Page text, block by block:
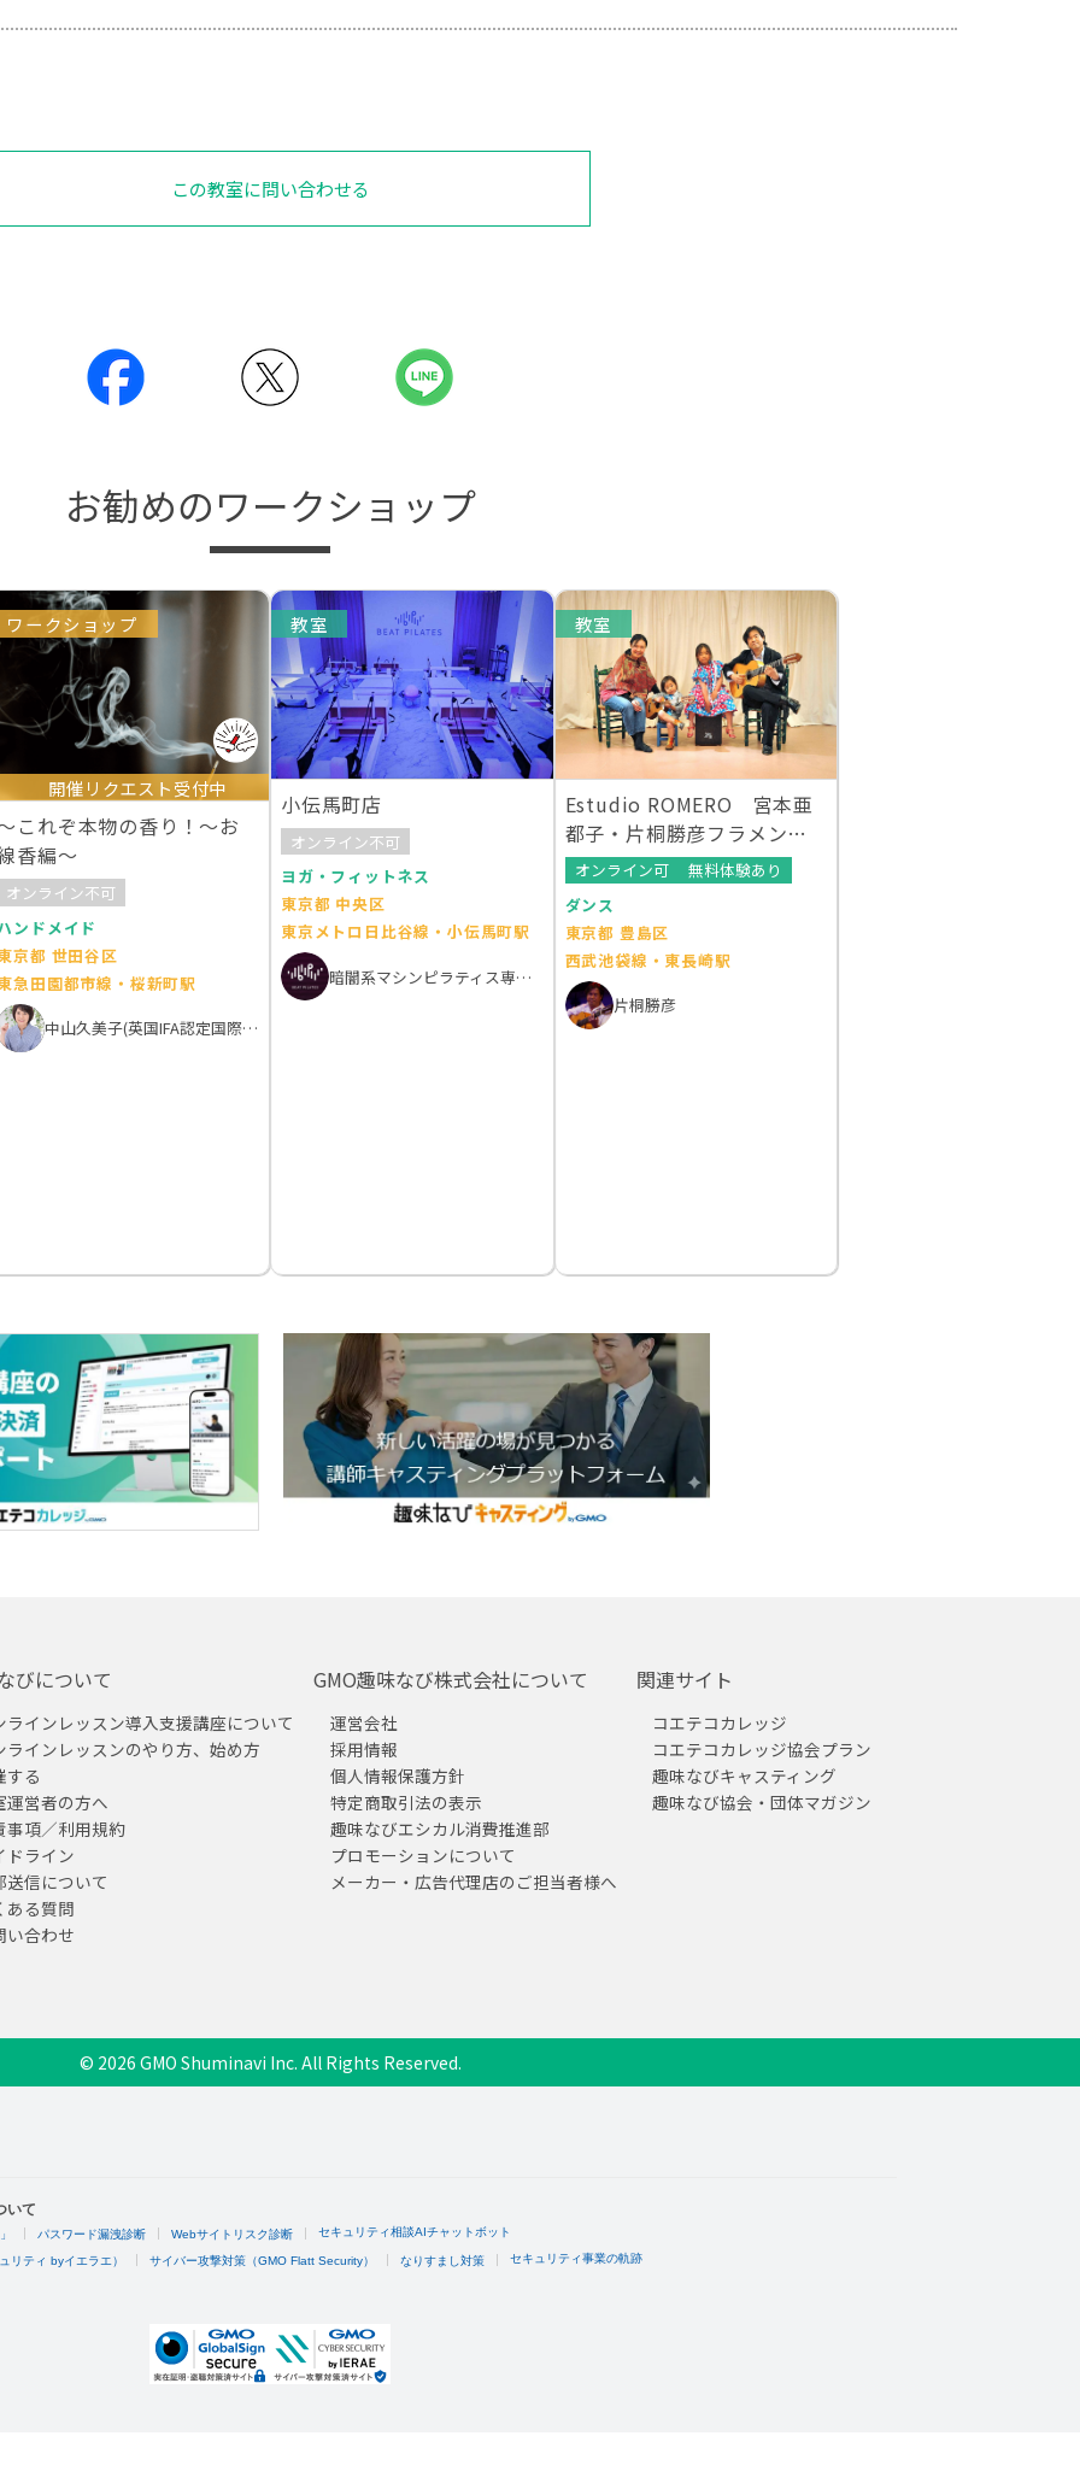
この教室に問い合わせる
お勧めのワークショップ
ワークショップ
開催リクエスト受付中
これぞ本物の香り！～お
香編～
オンライン不可
ンドメイド
京都 世田谷区
急田園都市線・桜新町駅
中山久美子(英国IFA認定国際アロマテラピスト）
教室
小伝馬町店
オンライン不可
ヨガ・フィットネス
東京都 中央区
東京メトロ日比谷線・小伝馬町駅
暗闇系マシンピラティス専門スタジオ Beat Pilates
教室
Estudio ROMERO 宮本亜
都子・片桐勝彦フラメンコ
教室
オンライン可
無料体験あり
ダンス
東京都 豊島区
西武池袋線・東長崎駅
片桐勝彦
びについて
ラインレッスン導入支援講座について
ラインレッスンのやり方、始め方
する
運営者の方へ
事項／利用規約
ドライン
送信について
ある質問
い合わせ
GMO趣味なび株式会社について
運営会社
採用情報
個人情報保護方針
特定商取引法の表示
趣味なびエシカル消費推進部
プロモーションについて
メーカー・広告代理店のご担当者様へ
関連サイト
コエテコカレッジ
コエテコカレッジ協会プラン
趣味なびキャスティング
趣味なび協会・団体マガジン
© 2026 GMO Shuminavi Inc. All Rights Reserved.